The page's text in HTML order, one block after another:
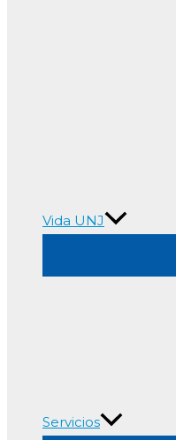
Vida UNJ
Servicios